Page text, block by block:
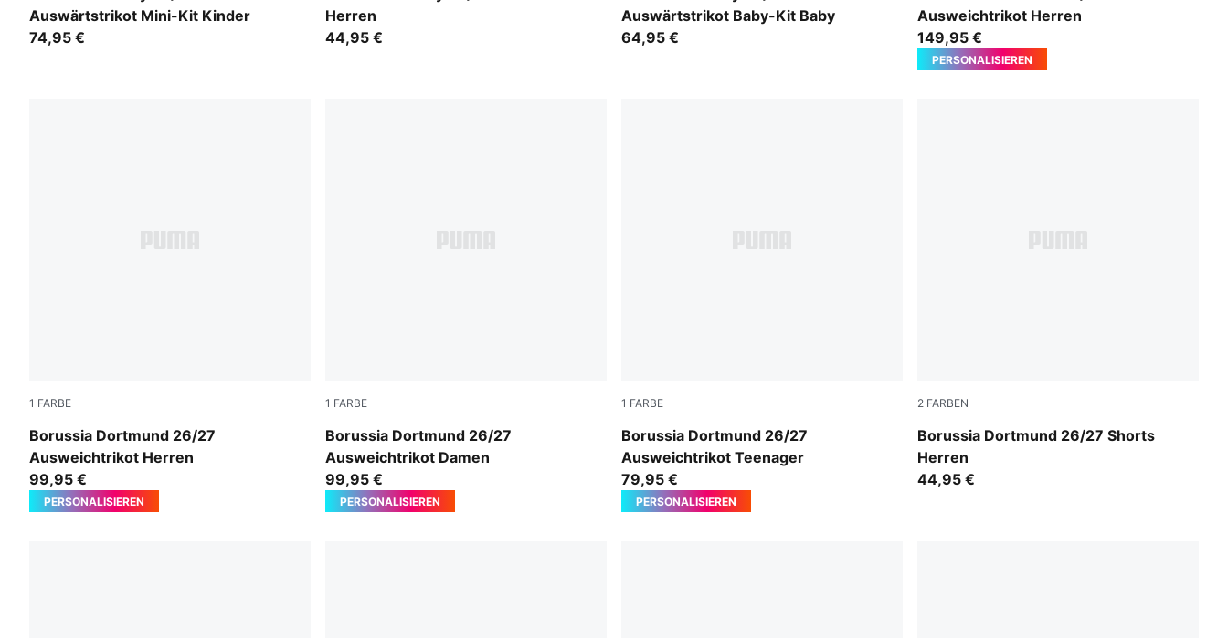
Auswärtstrikot Mini-Kit Kinder
74,95 €
Herren
44,95 €
Auswärtstrikot Baby-Kit Baby
64,95 €
Ausweichtrikot Herren
149,95 €
PERSONALISIEREN
1 FARBE
Borussia Dortmund 26/27
Ausweichtrikot Herren
Purple Glimmer-Yellow Alert
99,95 €
PERSONALISIEREN
1 FARBE
Borussia Dortmund 26/27
Ausweichtrikot Damen
Purple Glimmer-Yellow Alert
99,95 €
PERSONALISIEREN
1 FARBE
Borussia Dortmund 26/27
Ausweichtrikot Teenager
Purple Glimmer-Yellow Alert
79,95 €
PERSONALISIEREN
2 FARBEN
Borussia Dortmund 26/27 Shorts
Herren
Purple Glimmer-Yellow Alert
44,95 €